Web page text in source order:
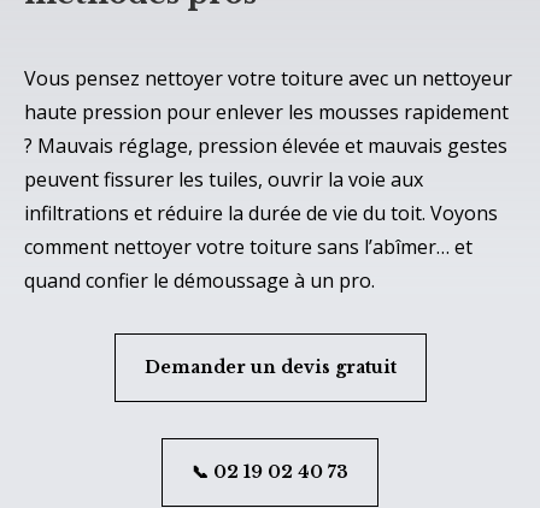
Vous pensez nettoyer votre toiture avec un nettoyeur
haute pression pour enlever les mousses rapidement
? Mauvais réglage, pression élevée et mauvais gestes
peuvent fissurer les tuiles, ouvrir la voie aux
infiltrations et réduire la durée de vie du toit. Voyons
comment nettoyer votre toiture sans l’abîmer… et
quand confier le démoussage à un pro.
Demander un devis gratuit
📞 02 19 02 40 73